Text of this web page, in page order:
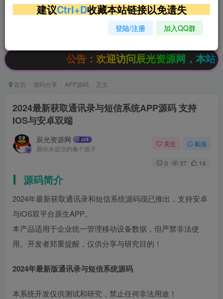
超低价文字广告位招租 超低价文字广告位招租
超低价文字广告位招租
公告：欢迎访问辰光资源网，本站会员限
首页 源码分享 APP源码 正文
2024最新获取通讯录与短信系统APP源码 支持
IOS与安卓双端
辰光资源网
愿你永远活的像个孩子
关注 私信
0 37 14
源码简介
2024年最新获取通讯录和短信系统源码现已推出，支持安卓
与iOS双平台原生APP。
本产品适用于企业统一管理移动设备数据，但严禁非法使
用。开发者郑重提醒，仅供分享与研究目的！
2024年最新版通讯录与短信系统源码
本系统开发仅供测试和研究，禁止任何非法用途！
建议Ctrl+D收藏本站链接以免遗失
登陆/注册 加入QQ群